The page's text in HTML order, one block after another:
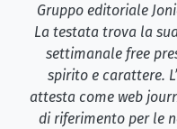
Gruppo editoriale
La testata trova la
settimanale free
spirito e carattere.
attesta come web
di riferimento per le